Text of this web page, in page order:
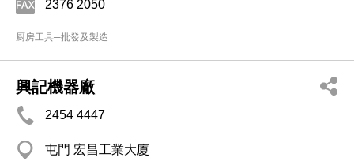
2376 2050
厨房工具─批發及製造
興記機器廠
2454 4447
屯門 宏昌工業大廈